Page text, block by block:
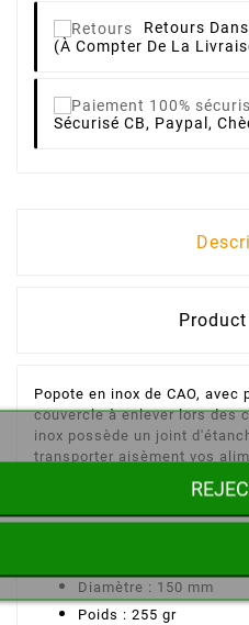
Retours
(à Compter De La
Sécurisé CB, Paypal,
Popote en inox de CAO,
couvercle à enlever lors des
inox possède un joint
transporter aisèment vos
Caractéristiques de cette
Diamètre : 150 mm
Poids : 255 gr